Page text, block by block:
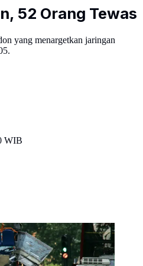
52 Orang Tewas
yang menargetkan jaringan
WIB